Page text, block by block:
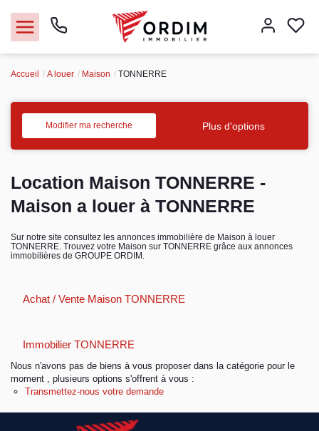
Acheter
Vendre
Immobilier pro
Espace client
Accueil A louer Maison TONNERRE
Modifier ma recherche Plus d'options
Location Maison TONNERRE -
Maison a louer à TONNERRE
Sur notre site consultez les annonces immobilière de Maison à louer
TONNERRE. Trouvez votre Maison sur TONNERRE grâce aux annonces
immobilières de GROUPE ORDIM.
Achat / Vente Maison TONNERRE
Immobilier TONNERRE
Nous n'avons pas de biens à vous proposer dans la catégorie pour le
moment , plusieurs options s'offrent à vous :
Transmettez-nous votre demande